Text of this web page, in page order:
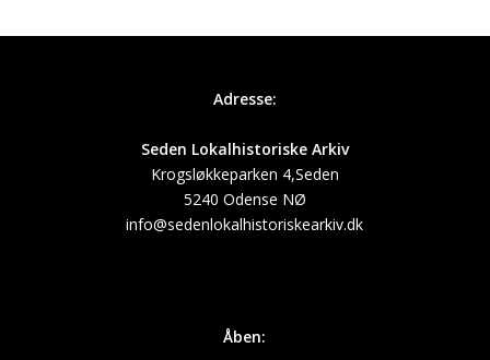
Adresse:
Seden Lokalhistoriske Arkiv
Krogsløkkeparken 4,Seden
5240 Odense NØ
info@sedenlokalhistoriskearkiv.dk
Åben: